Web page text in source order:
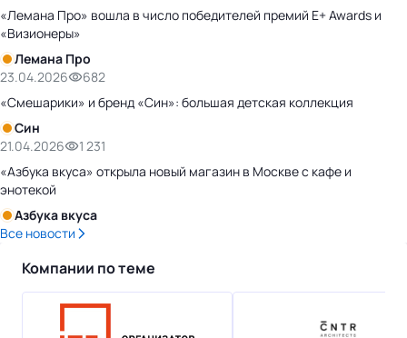
«Лемана Про» вошла в число победителей премий Е+ Awards и
«Визионеры»
Лемана Про
23.04.2026
682
«Смешарики» и бренд «Син»: большая детская коллекция
Син
21.04.2026
1 231
«Азбука вкуса» открыла новый магазин в Москве с кафе и
энотекой
Азбука вкуса
Все новости
Компании по теме